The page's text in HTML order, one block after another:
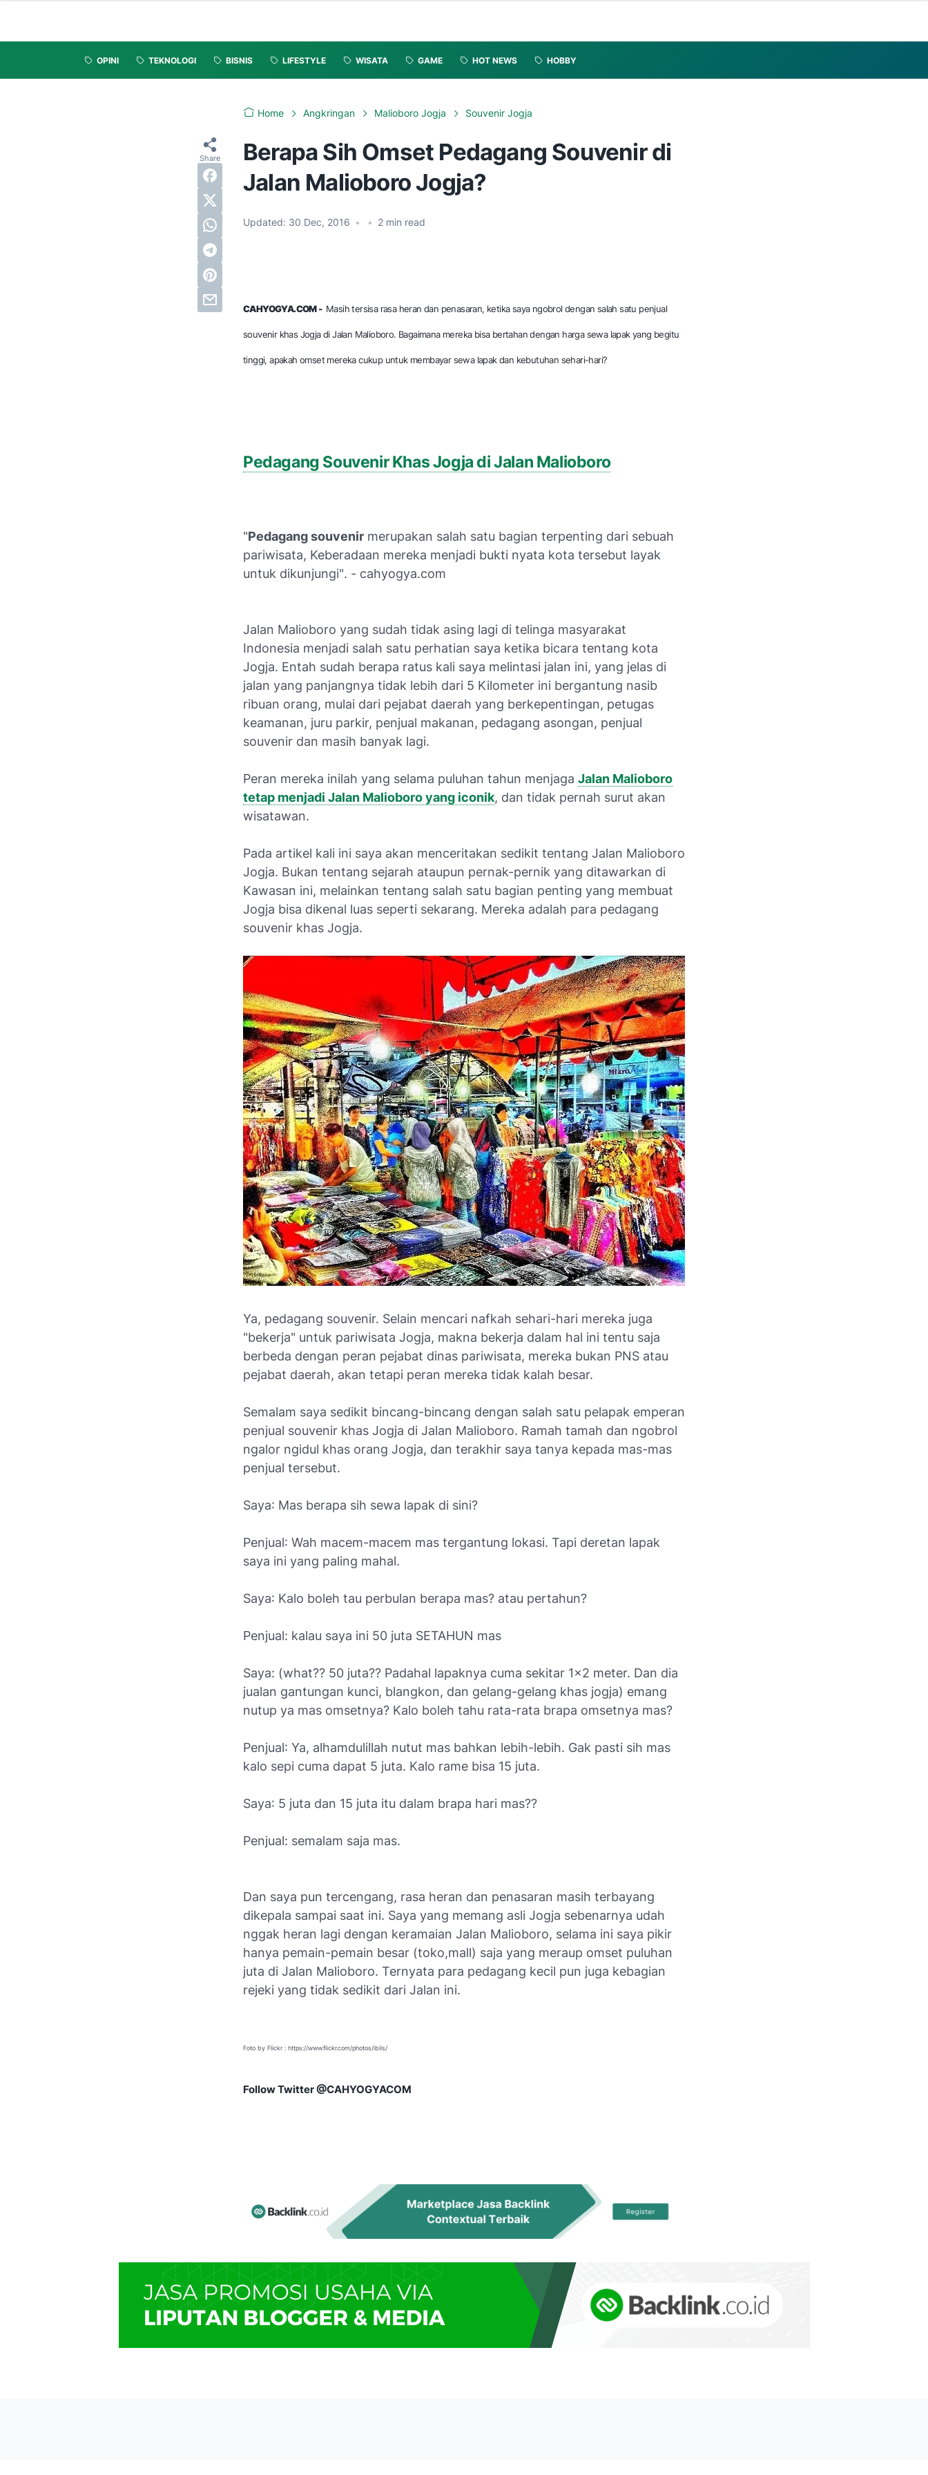
OPINI TEKNOLOGI BISNIS LIFESTYLE WISATA GAME HOT NEWS HOBBY
Home Angkringan Malioboro Jogja Souvenir Jogja
Berapa Sih Omset Pedagang Souvenir di
Jalan Malioboro Jogja?
Updated: 30 Dec, 2016 • • 2 min read
CAHYOGYA.COM - Masih tersisa rasa heran dan penasaran, ketika saya ngobrol dengan salah satu penjual
souvenir khas Jogja di Jalan Malioboro. Bagaimana mereka bisa bertahan dengan harga sewa lapak yang begitu
tinggi, apakah omset mereka cukup untuk membayar sewa lapak dan kebutuhan sehari-hari?
Pedagang Souvenir Khas Jogja di Jalan Malioboro
"Pedagang souvenir merupakan salah satu bagian terpenting dari sebuah
pariwisata, Keberadaan mereka menjadi bukti nyata kota tersebut layak
untuk dikunjungi". - cahyogya.com
Jalan Malioboro yang sudah tidak asing lagi di telinga masyarakat
Indonesia menjadi salah satu perhatian saya ketika bicara tentang kota
Jogja. Entah sudah berapa ratus kali saya melintasi jalan ini, yang jelas di
jalan yang panjangnya tidak lebih dari 5 Kilometer ini bergantung nasib
ribuan orang, mulai dari pejabat daerah yang berkepentingan, petugas
keamanan, juru parkir, penjual makanan, pedagang asongan, penjual
souvenir dan masih banyak lagi.
Peran mereka inilah yang selama puluhan tahun menjaga Jalan Malioboro
tetap menjadi Jalan Malioboro yang iconik, dan tidak pernah surut akan
wisatawan.
Pada artikel kali ini saya akan menceritakan sedikit tentang Jalan Malioboro
Jogja. Bukan tentang sejarah ataupun pernak-pernik yang ditawarkan di
Kawasan ini, melainkan tentang salah satu bagian penting yang membuat
Jogja bisa dikenal luas seperti sekarang. Mereka adalah para pedagang
souvenir khas Jogja.
Ya, pedagang souvenir. Selain mencari nafkah sehari-hari mereka juga
"bekerja" untuk pariwisata Jogja, makna bekerja dalam hal ini tentu saja
berbeda dengan peran pejabat dinas pariwisata, mereka bukan PNS atau
pejabat daerah, akan tetapi peran mereka tidak kalah besar.
Semalam saya sedikit bincang-bincang dengan salah satu pelapak emperan
penjual souvenir khas Jogja di Jalan Malioboro. Ramah tamah dan ngobrol
ngalor ngidul khas orang Jogja, dan terakhir saya tanya kepada mas-mas
penjual tersebut.
Saya: Mas berapa sih sewa lapak di sini?
Penjual: Wah macem-macem mas tergantung lokasi. Tapi deretan lapak
saya ini yang paling mahal.
Saya: Kalo boleh tau perbulan berapa mas? atau pertahun?
Penjual: kalau saya ini 50 juta SETAHUN mas
Saya: (what?? 50 juta?? Padahal lapaknya cuma sekitar 1x2 meter. Dan dia
jualan gantungan kunci, blangkon, dan gelang-gelang khas jogja) emang
nutup ya mas omsetnya? Kalo boleh tahu rata-rata brapa omsetnya mas?
Penjual: Ya, alhamdulillah nutut mas bahkan lebih-lebih. Gak pasti sih mas
kalo sepi cuma dapat 5 juta. Kalo rame bisa 15 juta.
Saya: 5 juta dan 15 juta itu dalam brapa hari mas??
Penjual: semalam saja mas.
Dan saya pun tercengang, rasa heran dan penasaran masih terbayang
dikepala sampai saat ini. Saya yang memang asli Jogja sebenarnya udah
nggak heran lagi dengan keramaian Jalan Malioboro, selama ini saya pikir
hanya pemain-pemain besar (toko,mall) saja yang meraup omset puluhan
juta di Jalan Malioboro. Ternyata para pedagang kecil pun juga kebagian
rejeki yang tidak sedikit dari Jalan ini.
Foto by Flickr : https://www.flickr.com/photos/ibils/
Follow Twitter @CAHYOGYACOM